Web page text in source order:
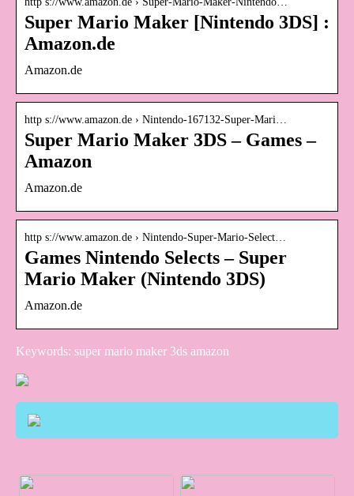
Super Mario Maker [Nintendo 3DS] :
Amazon.de
Amazon.de
http s://www.amazon.de › Nintendo-167132-Super-Mari…
Super Mario Maker 3DS – Games –
Amazon
Amazon.de
http s://www.amazon.de › Nintendo-Super-Mario-Select…
Games Nintendo Selects – Super
Mario Maker (Nintendo 3DS)
Amazon.de
Keywords: super mario maker 3ds amazon